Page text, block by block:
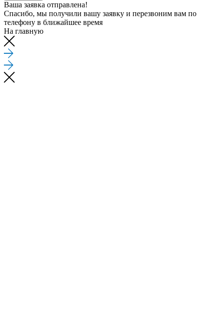
Ваша заявка отправлена!
Спасибо, мы получили вашу заявку и перезвоним вам по
телефону в ближайшее время
На главную